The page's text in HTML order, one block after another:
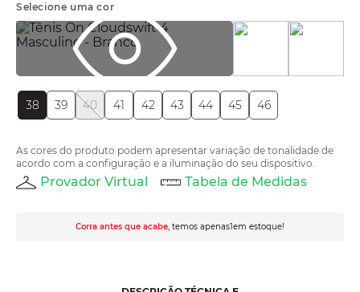
Selecione uma cor
38 39 40 41 42 43 44 45 46
As cores do produto podem apresentar variação de tonalidade de
acordo com a configuração e a iluminação do seu dispositivo.
Provador Virtual Tabela de Medidas
Corra antes que acabe , temos apenas1em estoque!